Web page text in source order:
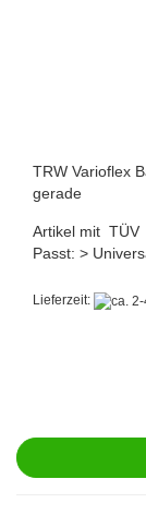
TRW Varioflex
gerade
Artikel mit TÜV
Passt: >
Lieferzeit: